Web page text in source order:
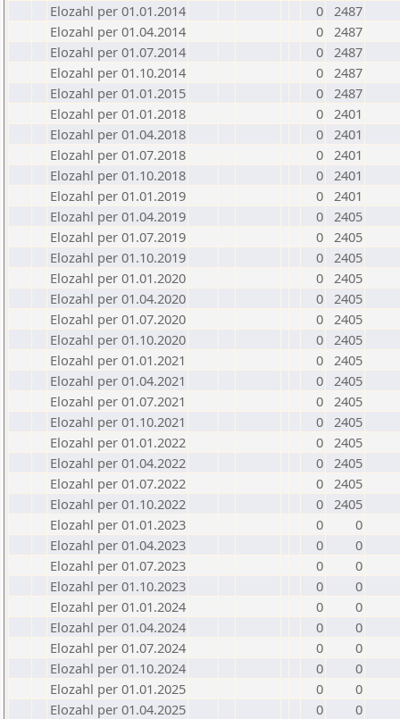
Elozahl per 01.01.2014
0 2487
Elozahl per 01.04.2014
0 2487
Elozahl per 01.07.2014
0 2487
Elozahl per 01.10.2014
0 2487
Elozahl per 01.01.2015
0 2487
Elozahl per 01.01.2018
0 2401
Elozahl per 01.04.2018
0 2401
Elozahl per 01.07.2018
0 2401
Elozahl per 01.10.2018
0 2401
Elozahl per 01.01.2019
0 2401
Elozahl per 01.04.2019
0 2405
Elozahl per 01.07.2019
0 2405
Elozahl per 01.10.2019
0 2405
Elozahl per 01.01.2020
0 2405
Elozahl per 01.04.2020
0 2405
Elozahl per 01.07.2020
0 2405
Elozahl per 01.10.2020
0 2405
Elozahl per 01.01.2021
0 2405
Elozahl per 01.04.2021
0 2405
Elozahl per 01.07.2021
0 2405
Elozahl per 01.10.2021
0 2405
Elozahl per 01.01.2022
0 2405
Elozahl per 01.04.2022
0 2405
Elozahl per 01.07.2022
0 2405
Elozahl per 01.10.2022
0 2405
Elozahl per 01.01.2023
0
0
Elozahl per 01.04.2023
0
0
Elozahl per 01.07.2023
0
0
Elozahl per 01.10.2023
0
0
Elozahl per 01.01.2024
0
0
Elozahl per 01.04.2024
0
0
Elozahl per 01.07.2024
0
0
Elozahl per 01.10.2024
0
0
Elozahl per 01.01.2025
0
0
Elozahl per 01.04.2025
0
0